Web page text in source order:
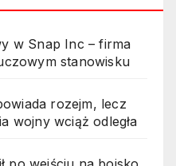
w Snap Inc – firma
stanowisku
rozejm, lecz
wojny wciąż odległa